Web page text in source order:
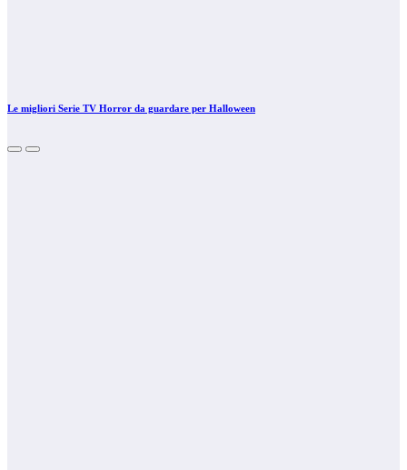
Le migliori Serie TV Horror da guardare per Halloween